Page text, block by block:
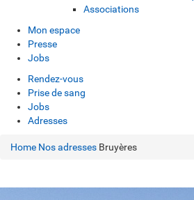
Associations
Mon espace
Presse
Jobs
Rendez-vous
Prise de sang
Jobs
Adresses
Home Nos adresses Bruyères